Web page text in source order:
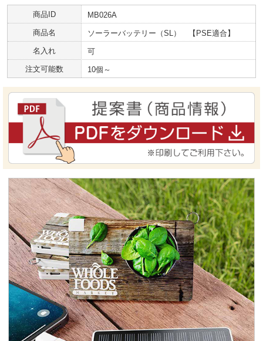
商品ID
MB026A
商品名
ソーラーバッテリー（SL） 【PSE適合】
名入れ
可
注文可能数
10個～